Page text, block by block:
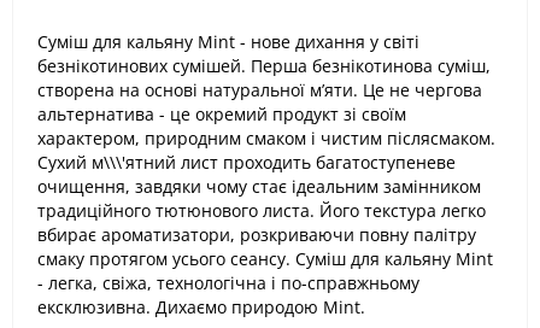
Суміш для кальяну Mint - нове дихання у світі
безнікотинових сумішей. Перша безнікотинова суміш,
створена на основі натуральної м’яти. Це не чергова
альтернатива - це окремий продукт зі своїм
характером, природним смаком і чистим післясмаком.
Сухий м\\\'ятний лист проходить багатоступеневе
очищення, завдяки чому стає ідеальним замінником
традиційного тютюнового листа. Його текстура легко
вбирає ароматизатори, розкриваючи повну палітру
смаку протягом усього сеансу. Суміш для кальяну Mint
- легка, свіжа, технологічна і по-справжньому
ексклюзивна. Дихаємо природою Mint.